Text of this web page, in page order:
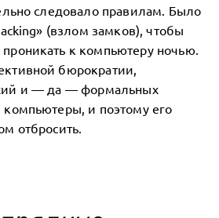
следовало правилам. Было
(взлом замков), чтобы
к компьютеру ночью.
бюрократии,
и — да — формальных
и поэтому его
отбросить.